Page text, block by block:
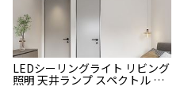
LEDシーリングライト リビング
照明 天井ランプ スペクトル 超